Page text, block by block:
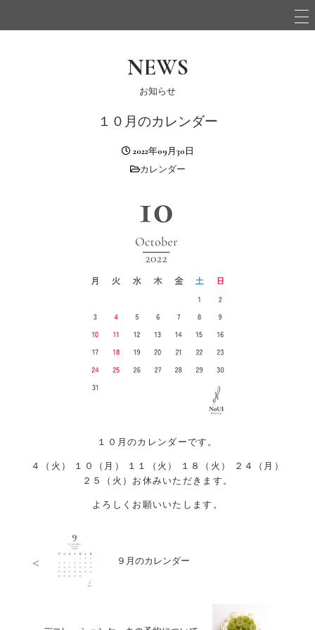
NEWS
お知らせ
１０月のカレンダー
2022年09月30日
カレンダー
１０月のカレンダーです。
４（火） １０（月） １１（火） １８（火） ２４（月）
２５（火）お休みいただきます。
よろしくお願いいたします。
< ９月のカレンダー